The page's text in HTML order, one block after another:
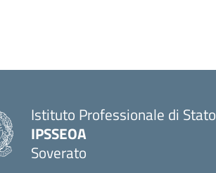
Istituto Professionale di
IPSSEOA
Soverato